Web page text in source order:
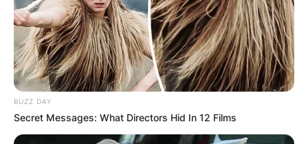
BUZZ DAY
Secret Messages: What Directors Hid In 12 Films